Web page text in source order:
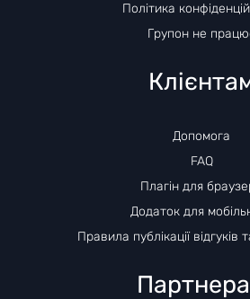
Політика
Групон не
Допомога
FAQ
Плагін для
Додаток для
Правила публікації відгуків